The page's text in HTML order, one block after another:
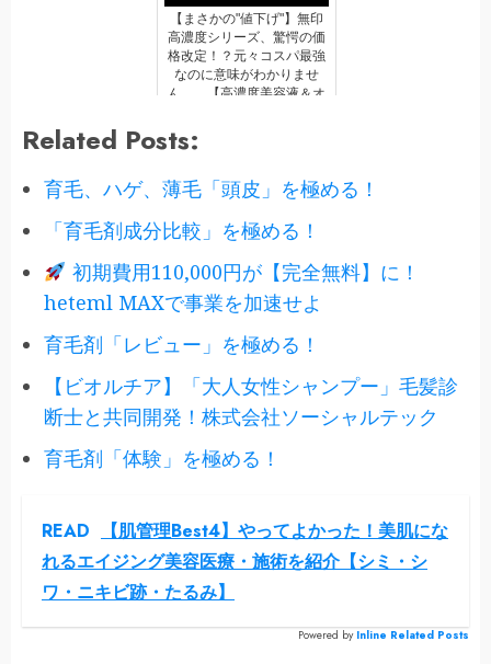
【まさかの"値下げ"】無印
高濃度シリーズ、驚愕の価
格改定！？元々コスパ最強
なのに意味がわかりませ
ん。。【高濃度美容液＆オ
Related Posts:
育毛、ハゲ、薄毛「頭皮」を極める！
「育毛剤成分比較」を極める！
初期費用110,000円が【完全無料】に！
heteml MAXで事業を加速せよ
育毛剤「レビュー」を極める！
【ビオルチア】「大人女性シャンプー」毛髪診
断士と共同開発！株式会社ソーシャルテック
育毛剤「体験」を極める！
READ
【肌管理Best4】やってよかった！美肌にな
れるエイジング美容医療・施術を紹介【シミ・シ
ワ・ニキビ跡・たるみ】
Powered by Inline Related Posts